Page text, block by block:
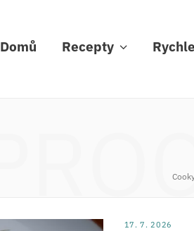
Domů Recepty
17. 7. 2026